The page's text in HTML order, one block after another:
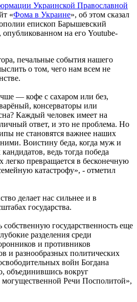
Украинской Православной
«Фома в Украине», об этом сказал
епископ Барышевский
на его Youtube-
печальные события нашего
о том, чего нам всем не
— кофе с сахаром или без,
консерваторы или
Каждый человек имеет на
ответ, и это не проблема. Но
не становятся важнее наших
Воистину беда, когда муж и
ведь тогда победа
легко превращается в бесконечную
катастрофу», - отметил
делает нас сильнее и в
государства.
государственность еще
разделения среди
и противников
и разнообразных политических
войн Богдана
объединившись вокруг
могущественной Речи Посполитой»,